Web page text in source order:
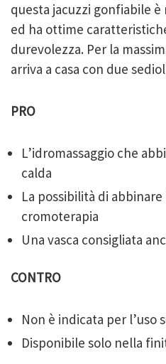
questa jacuzzi gonfiabile è
ed ha ottime
durevolezza. Per la
arriva a casa con due
PRO
L’idromassaggio che
calda
La possibilità di
cromoterapia
Una vasca consigliata
CONTRO
Non è indicata per l’uso
Disponibile solo nella